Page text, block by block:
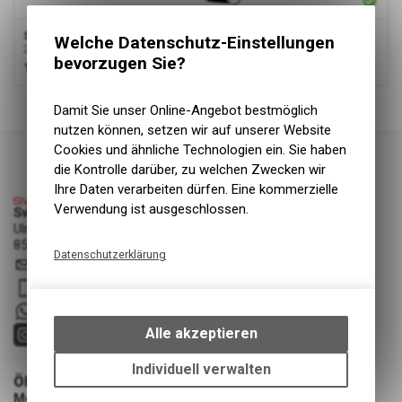
Specialized Demo
2020+
199.00 CHF
Swiss Cycle Protection - Fabian Löhrer
Ulmenstrasse 3a
8500 Frauenfeld
info@swisscycleprotection.ch
ÖFFNUNGSZEITEN
Montag - Mittwoch
Welche Datenschutz-Einstellungen
bevorzugen Sie?
Damit Sie unser Online-Angebot bestmöglich
nutzen können, setzen wir auf unserer Website
Cookies und ähnliche Technologien ein. Sie haben
die Kontrolle darüber, zu welchen Zwecken wir
Ihre Daten verarbeiten dürfen. Eine kommerzielle
Verwendung ist ausgeschlossen.
Datenschutzerklärung
bestimmte Interaktionen und
Einstellungen auf Ihrem Gerät,
um die grundlegenden
Funktionen unseres Online-
Alle akzeptieren
Individuell verwalten